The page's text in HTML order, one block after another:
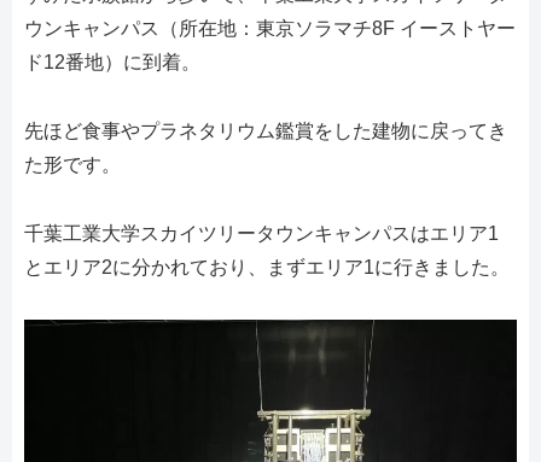
ウンキャンパス（所在地：東京ソラマチ8F イーストヤー
ド12番地）に到着。
先ほど食事やプラネタリウム鑑賞をした建物に戻ってき
た形です。
千葉工業大学スカイツリータウンキャンパスはエリア1
とエリア2に分かれており、まずエリア1に行きました。